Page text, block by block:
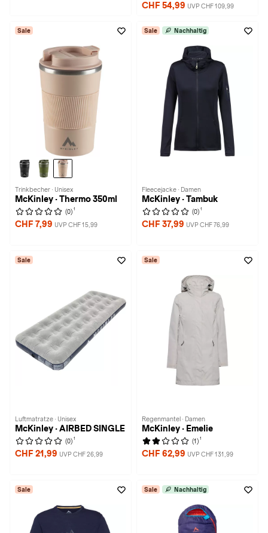
CHF 54,99 UVP CHF 109,99
Sale
Trinkbecher · Unisex
McKinley · Thermo 350ml
(0) 1
CHF 7,99 UVP CHF 15,99
Sale Nachhaltig
Fleecejacke · Damen
McKinley · Tambuk
(0) 1
CHF 37,99 UVP CHF 76,99
Sale
Luftmatratze · Unisex
McKinley · AIRBED SINGLE
(0) 1
CHF 21,99 UVP CHF 26,99
Sale
Regenmantel · Damen
McKinley · Emelie
(1) 1
CHF 62,99 UVP CHF 131,99
Sale Sale Nachhaltig